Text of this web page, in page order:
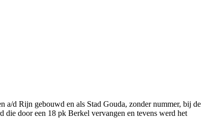
d Rijn gebouwd en als Stad Gouda, zonder nummer, bij de
die door een 18 pk Berkel vervangen en tevens werd het